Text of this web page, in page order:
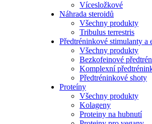
Vícesložkové
Náhrada steroidů
Všechny produkty
Tribulus terrestris
Předtréninkové stimulanty a
Všechny produkty
Bezkofeinové
Komplexní
Předtréninkové shoty
Proteíny
Všechny produkty
Kolageny
Proteiny na hubnutí